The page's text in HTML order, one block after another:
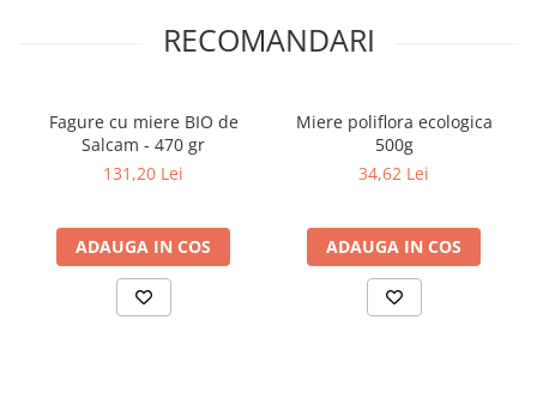
Literatura Universala
romantice
Senzatii/Dragoste
Senzatii/Suspans
Senzatii/Thriller
SF & Fantasy
RECOMANDARI
Fagure cu miere BIO de
Salcam - 470 gr
131,20 Lei
ADAUGA IN COS
Miere poliflora ecologica
500g
34,62 Lei
ADAUGA IN COS